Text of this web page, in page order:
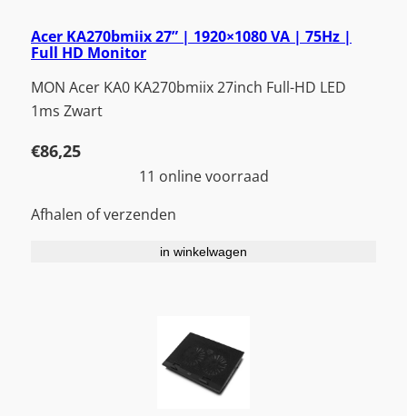
Acer KA270bmiix 27” | 1920×1080 VA | 75Hz |
Full HD Monitor
MON Acer KA0 KA270bmiix 27inch Full-HD LED
1ms Zwart
€86,25
11 online voorraad
Afhalen of verzenden
in winkelwagen